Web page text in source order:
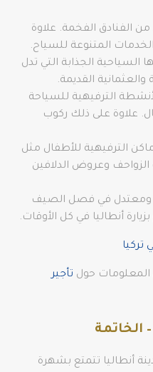
من الفنادق الفخمة. علاوة
المتنوعة للسياح.
السياحية الجذابة التي تدل
القديمة.
الترفيهية للسياحة
علاوة على ذلك ركوب
الترفيهية للأطفال مثل
الزواحف وعروض الدلافين
ومعتدل في فصل الصيف
أنطاليا في كل الأوقات.
تركيا
المعلومات حول تأجير
الخاتمة
أنطاليا تتمتع بشهرة